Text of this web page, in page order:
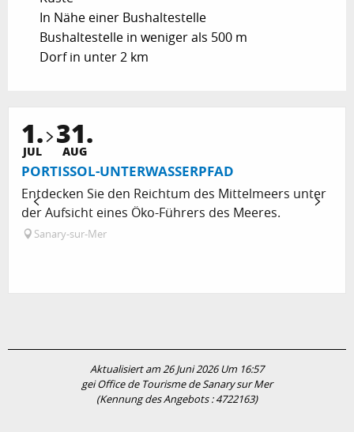
In Nähe einer Bushaltestelle
Bushaltestelle in weniger als 500 m
Dorf in unter 2 km
1.
JUL 31.
AUG
PORTISSOL-UNTERWASSERPFAD
Entdecken Sie den Reichtum des Mittelmeers unter
der Aufsicht eines Öko-Führers des Meeres.
Sanary-sur-Mer
Aktualisiert am 26 Juni 2026 Um 16:57
gei Office de Tourisme de Sanary sur Mer
(Kennung des Angebots :4722163)